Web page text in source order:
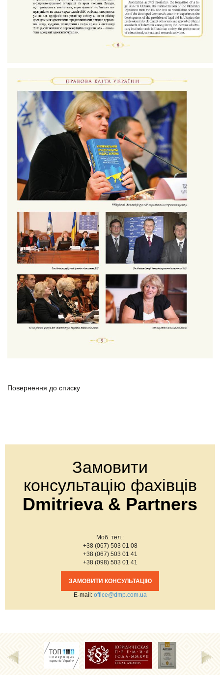
Повернення до списку
Замовити
консультацію фахівців
Dmitrieva & Partners
Моб. тел.:
+38 (067) 503 01 08
+38 (067) 503 01 41
+38 (098) 503 01 41
ЗАМОВИТИ КОНСУЛЬТАЦІЮ
Е-mail: office@dmp.com.ua